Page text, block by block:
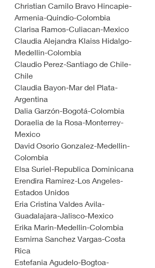
Christian Camilo Bravo Hincapie-
Armenia-Quindío-Colombia
Clarisa Ramos-Culiacan-Mexico
Claudia Alejandra Klaiss Hidalgo-
Medellin-Colombia
Claudio Perez-Santiago de Chile-
Chile
Claudia Bayon-Mar del Plata-
Argentina
Dalia Garzón-Bogotá-Colombia
Doraelia de la Rosa-Monterrey-
Mexico
David Osorio Gonzalez-Medellin-
Colombia
Elsa Suriel-Republica Dominicana
Erendira Ramirez-Los Angeles-
Estados Unidos
Eria Cristina Valdes Avila-
Guadalajara-Jalisco-Mexico
Erika Marin-Medellin-Colombia
Esmirna Sanchez Vargas-Costa
Rica
Estefania Agudelo-Bogtoa-